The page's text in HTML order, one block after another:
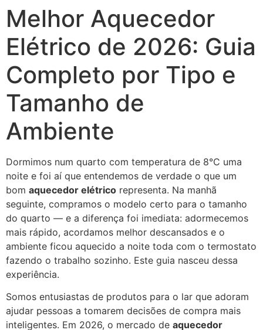
para
conteúdo
Melhor Aquecedor
Elétrico de 2026: Guia
Completo por Tipo e
Tamanho de
Ambiente
Dormimos num quarto com temperatura de 8°C uma
noite e foi aí que entendemos de verdade o que um
bom aquecedor elétrico representa. Na manhã
seguinte, compramos o modelo certo para o tamanho
do quarto — e a diferença foi imediata: adormecemos
mais rápido, acordamos melhor descansados e o
ambiente ficou aquecido a noite toda com o termostato
fazendo o trabalho sozinho. Este guia nasceu dessa
experiência.
Somos entusiastas de produtos para o lar que adoram
ajudar pessoas a tomarem decisões de compra mais
inteligentes. Em 2026, o mercado de aquecedor